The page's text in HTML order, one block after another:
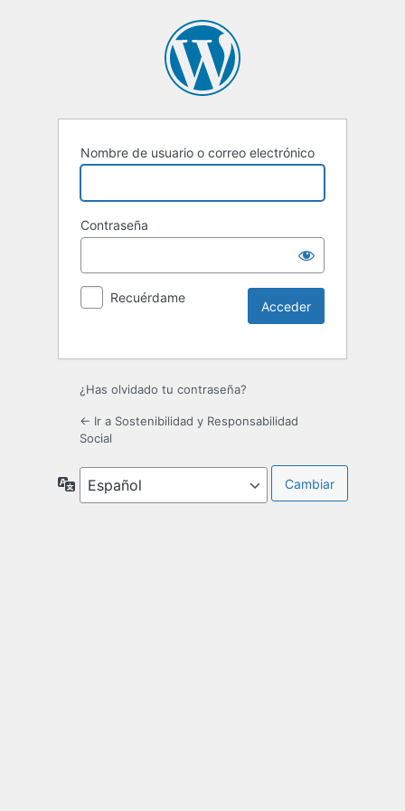
Nombre de usuario o correo electrónico
Contraseña
Recuérdame
¿Has olvidado tu contraseña?
← Ir a Sostenibilidad y Responsabilidad
Social
Idioma